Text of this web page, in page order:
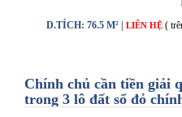
D.TÍCH: 76.5 M² | LIÊN HỆ (
Chính chủ cần tiền giải
trong 3 lô đất sổ đỏ